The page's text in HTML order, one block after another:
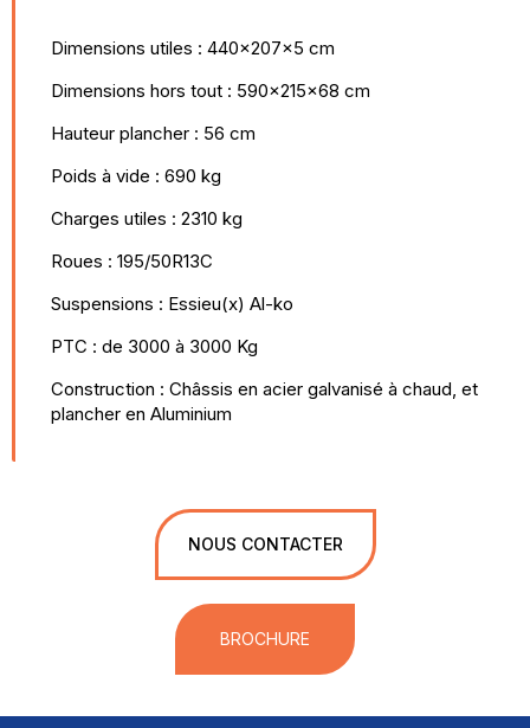
Dimensions utiles : 440x207x5 cm
Dimensions hors tout : 590x215x68 cm
Hauteur plancher : 56 cm
Poids à vide : 690 kg
Charges utiles : 2310 kg
Roues : 195/50R13C
Suspensions : Essieu(x) Al-ko
PTC : de 3000 à 3000 Kg
Construction : Châssis en acier galvanisé à chaud, et
plancher en Aluminium
NOUS CONTACTER
BROCHURE